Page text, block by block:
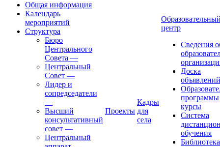
Общая информация
Календарь
мероприятий
Структура
Бюро
Центрального
Совета —
Центральный
Совет —
Лидер и
сопредседатели
—
Высший
консультативный
совет —
Центральный
Проекты
Кадры
для
села
центр
Сведения
Доска
объявлений
курсы
Система
обучения
Библиотека